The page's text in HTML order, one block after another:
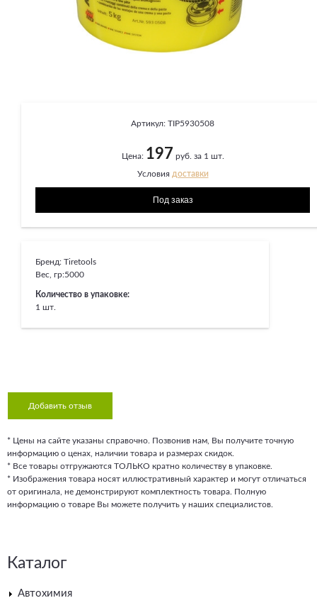
Артикул: TIP5930508
Цена: 197 руб. за 1 шт.
Условия доставки
Бренд: Tiretools
Вес, гр:5000
Количество в упаковке:
1 шт.
Добавить отзыв
* Цены на сайте указаны справочно. Позвонив нам, Вы получите точную
информацию о ценах, наличии товара и размерах скидок.
* Все товары отгружаются ТОЛЬКО кратно количеству в упаковке.
* Изображения товара носят иллюстративный характер и могут отличаться
от оригинала, не демонстрируют комплектность товара. Полную
информацию о товаре Вы можете получить у наших специалистов.
Каталог
Автохимия